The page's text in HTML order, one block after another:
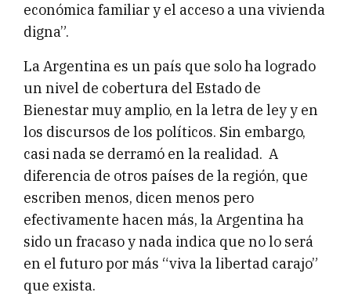
económica familiar y el acceso a una vivienda
digna”.
La Argentina es un país que solo ha logrado
un nivel de cobertura del Estado de
Bienestar muy amplio, en la letra de ley y en
los discursos de los políticos. Sin embargo,
casi nada se derramó en la realidad. A
diferencia de otros países de la región, que
escriben menos, dicen menos pero
efectivamente hacen más, la Argentina ha
sido un fracaso y nada indica que no lo será
en el futuro por más “viva la libertad carajo”
que exista.